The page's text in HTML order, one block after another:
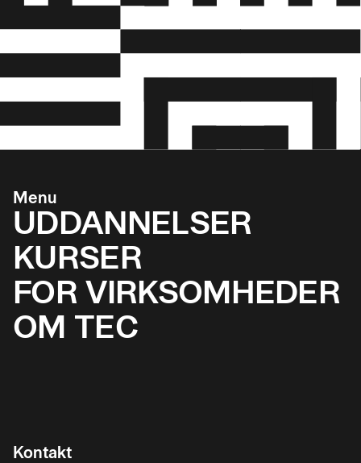
Menu
UDDANNELSER
KURSER
FOR VIRKSOMHEDER
OM TEC
Kontakt